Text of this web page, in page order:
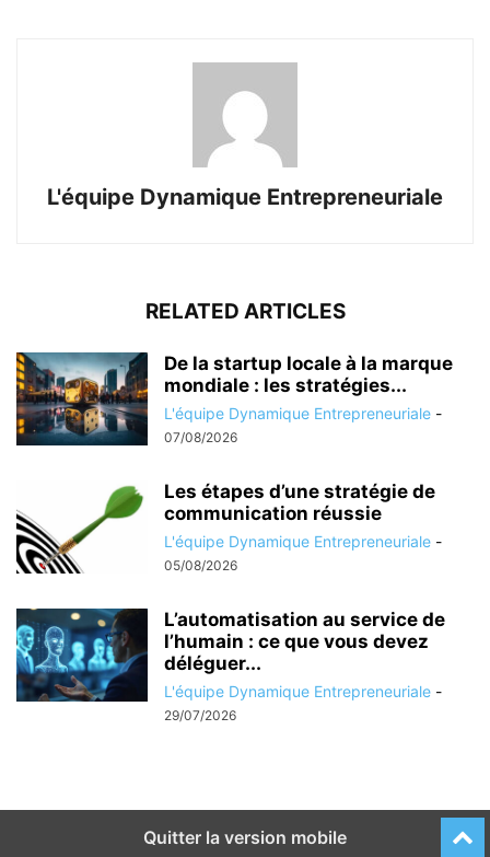
L'équipe Dynamique Entrepreneuriale
RELATED ARTICLES
De la startup locale à la marque
mondiale : les stratégies...
L'équipe Dynamique Entrepreneuriale -
07/08/2026
Les étapes d’une stratégie de
communication réussie
L'équipe Dynamique Entrepreneuriale -
05/08/2026
L’automatisation au service de
l’humain : ce que vous devez
déléguer...
L'équipe Dynamique Entrepreneuriale -
29/07/2026
Quitter la version mobile